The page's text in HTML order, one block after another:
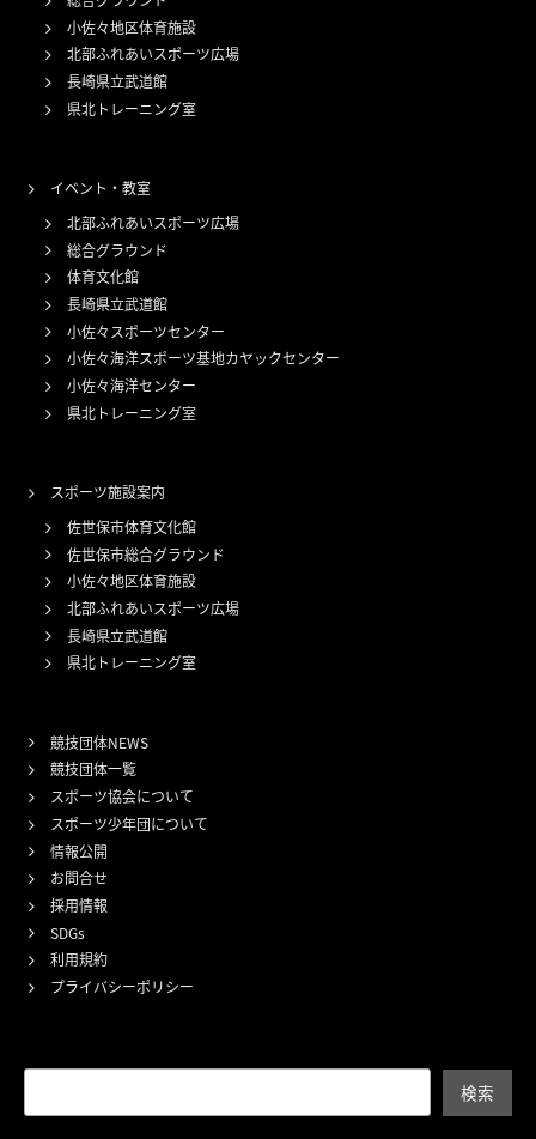
小佐々地区体育施設
北部ふれあいスポーツ広場
長崎県立武道館
県北トレーニング室
イベント・教室
北部ふれあいスポーツ広場
総合グラウンド
体育文化館
長崎県立武道館
小佐々スポーツセンター
小佐々海洋スポーツ基地カヤックセンター
小佐々海洋センター
県北トレーニング室
スポーツ施設案内
佐世保市体育文化館
佐世保市総合グラウンド
小佐々地区体育施設
北部ふれあいスポーツ広場
長崎県立武道館
県北トレーニング室
競技団体NEWS
競技団体一覧
スポーツ協会について
スポーツ少年団について
情報公開
お問合せ
採用情報
SDGs
利用規約
プライバシーポリシー
検索